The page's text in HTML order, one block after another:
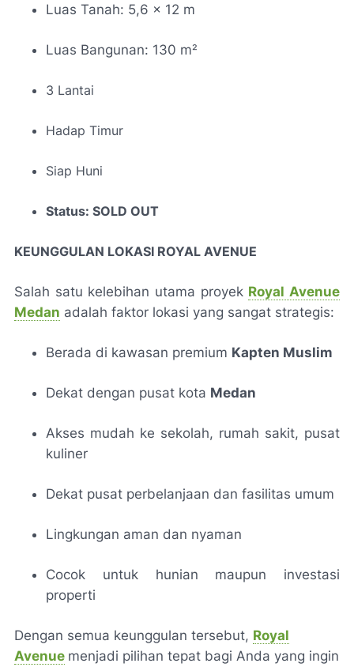
Luas Tanah: 5,6 × 12 m
Luas Bangunan: 130 m²
3 Lantai
Hadap Timur
Siap Huni
Status: SOLD OUT
KEUNGGULAN LOKASI ROYAL AVENUE
Salah satu kelebihan utama proyek Royal Avenue
Medan adalah faktor lokasi yang sangat strategis:
Berada di kawasan premium Kapten Muslim
Dekat dengan pusat kota Medan
Akses mudah ke sekolah, rumah sakit, pusat
kuliner
Dekat pusat perbelanjaan dan fasilitas umum
Lingkungan aman dan nyaman
Cocok untuk hunian maupun investasi
properti
Dengan semua keunggulan tersebut, Royal
Avenue menjadi pilihan tepat bagi Anda yang ingin